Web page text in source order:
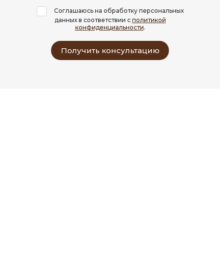
Соглашаюсь на обработку персональных
данных в соответствии с политикой
конфиденциальности.
Получить консультацию